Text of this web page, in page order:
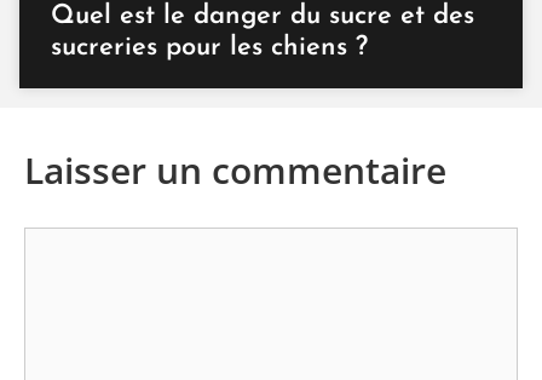
Quel est le danger du sucre et des
sucreries pour les chiens ?
Laisser un commentaire